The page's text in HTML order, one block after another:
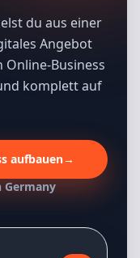
du aus einer
Angebot
Business
komplett auf
aufbauen→
Germany